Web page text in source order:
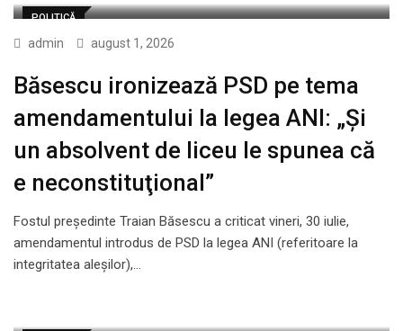
POLITICĂ
admin august 1, 2026
Băsescu ironizează PSD pe tema
amendamentului la legea ANI: „Și
un absolvent de liceu le spunea că
e neconstituţional”
Fostul președinte Traian Băsescu a criticat vineri, 30 iulie,
amendamentul introdus de PSD la legea ANI (referitoare la
integritatea aleșilor),…